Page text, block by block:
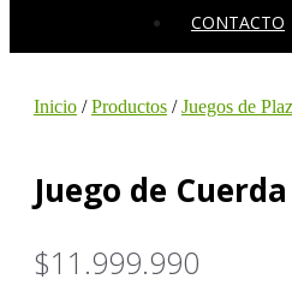
CONTACTO
Inicio /Productos /Juegos de
Juego de
$11.999.990